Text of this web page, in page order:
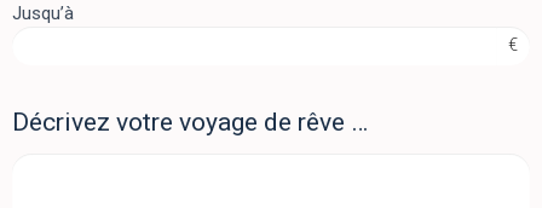
Jusqu’à
€
Décrivez votre voyage de rêve …